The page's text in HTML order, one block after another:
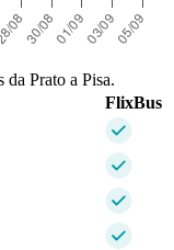
Prato a Pisa.
FlixBus